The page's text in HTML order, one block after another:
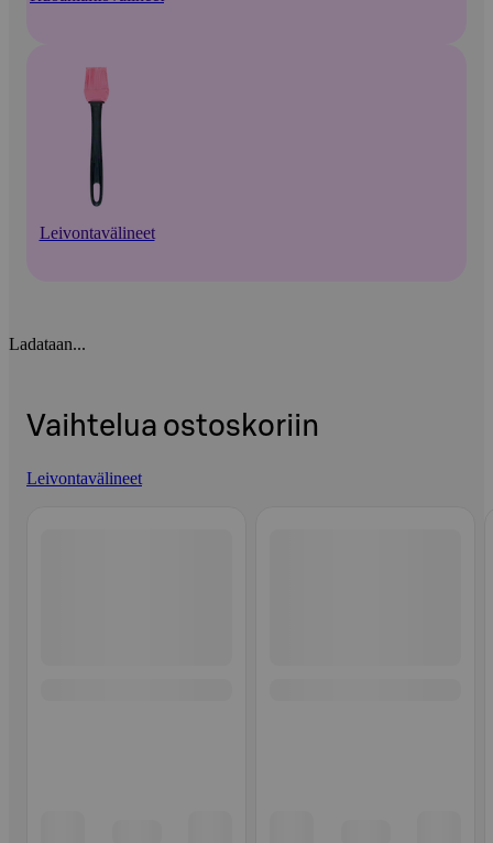
Leivontavälineet
Ladataan...
Vaihtelua ostoskoriin
Leivontavälineet